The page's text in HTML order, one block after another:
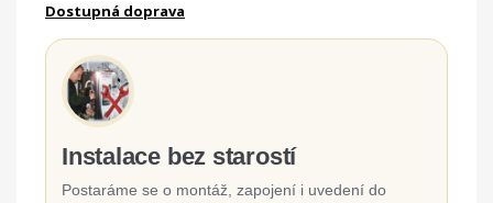
Dostupná doprava
Instalace bez starostí
Postaráme se o montáž, zapojení i uvedení do